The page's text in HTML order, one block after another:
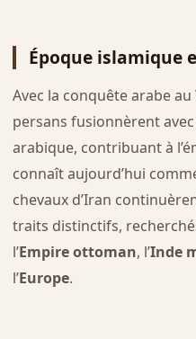
Époque islamique
Avec la conquête arabe au
persans fusionnèrent
arabique, contribuant à
connaît aujourd’hui
chevaux d’Iran
traits distinctifs,
l’Empire ottoman, l’Inde
l’Europe.